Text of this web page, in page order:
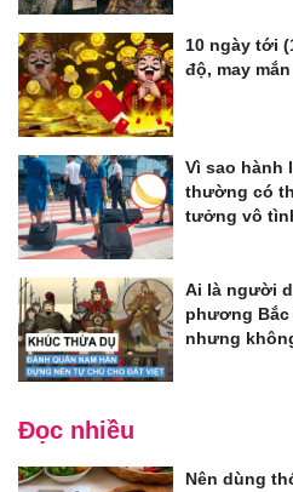
10 ngày tới
độ, may
Vì sao hành
thường có
tưởng vô
Ai là người
phương Bắc
nhưng
Đọc nhiều
Nên dùng